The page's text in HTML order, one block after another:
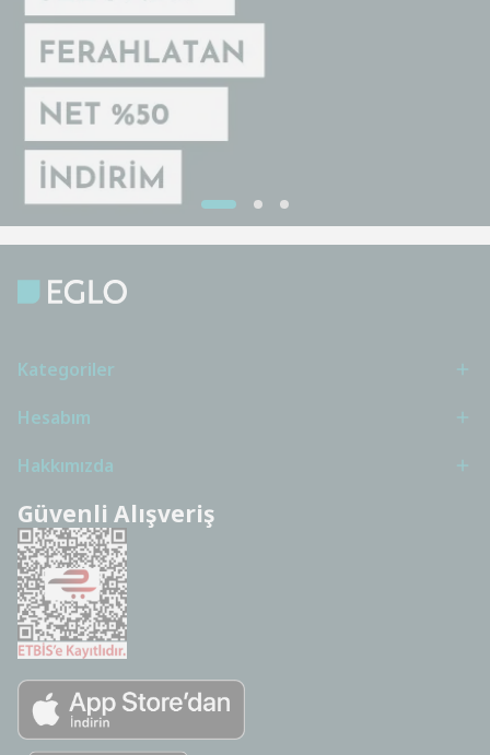
Kategoriler
Hesabım
Hakkımızda
Güvenli Alışveriş